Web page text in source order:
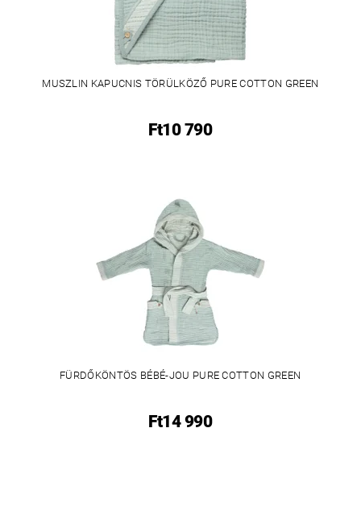
MUSZLIN KAPUCNIS TÖRÜLKÖZŐ PURE COTTON GREEN
Ft10 790
FÜRDŐKÖNTÖS BÉBÉ-JOU PURE COTTON GREEN
Ft14 990